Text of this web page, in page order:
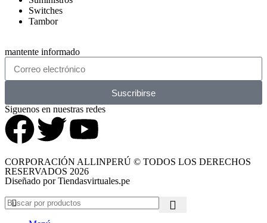
Switches
Tambor
mantente informado
Suscribirse
Siguenos en nuestras redes
CORPORACIÓN ALLINPERÚ © TODOS LOS DERECHOS
RESERVADOS 2026
Diseñado por Tiendasvirtuales.pe